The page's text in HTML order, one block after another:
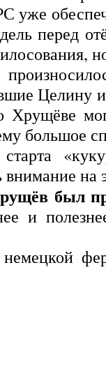
уже
перед
Целину
Хрущёве
большое
внимание на
был
и
немецкой